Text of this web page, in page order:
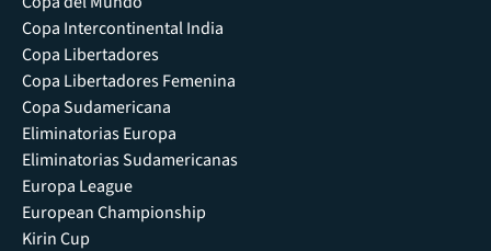
Copa Intercontinental India
Copa Libertadores
Copa Libertadores Femenina
Copa Sudamericana
Eliminatorias Europa
Eliminatorias Sudamericanas
Europa League
European Championship
Kirin Cup